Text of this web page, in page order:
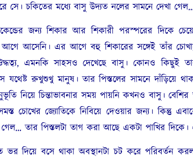
সে। চকিতের মধ্যে বাসু উদ্যত নলের সামনে দেখা
জন্য শিকার আর শিকারী পরস্পরের দিকে
আগে আসেনি। এর আগে বহু শিকারের সঙ্গেই তাঁর
, এমনকি সাহসও দেখেছে বাসু। কোনও কিছুই
যথেষ্ট রুখুশুখু মানুষ। তার পিস্তলের সামনে দাঁড়িয়ে
নিয়ে চিন্তাভাবনার সময় পায়নি কখনও বাসু। বেশির
চোখের জ্যোতিকে নিবিয়ে দেওয়ার জন্য। কিন্তু
তার পিস্তলটা তাগ করা আছে একটা পাখির
ভর দিয়ে বসে থাকা অবস্থানটা চট করে পরিবর্তন